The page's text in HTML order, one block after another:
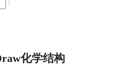
化学结构